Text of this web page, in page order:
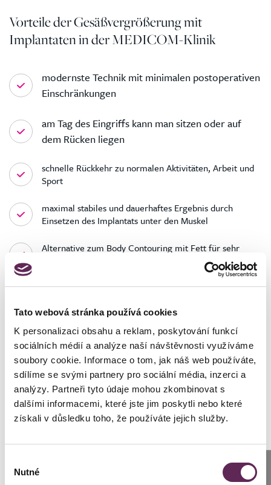
Tato webová stránka používá cookies
K personalizaci obsahu a reklam, poskytování funkcí
sociálních médií a analýze naší návštěvnosti využíváme
soubory cookie. Informace o tom, jak náš web používáte,
sdílíme se svými partnery pro sociální média, inzerci a
analýzy. Partneři tyto údaje mohou zkombinovat s
dalšími informacemi, které jste jim poskytli nebo které
získali v důsledku toho, že používáte jejich služby.
souhlasu
Nutné
Vorteile der Gesäßvergrößerung mit
Implantaten in der MEDICOM-Klinik
modernste Technik mit minimalen postoperativen
Einschränkungen
am Tag des Eingriffs kann man sitzen oder auf
dem Rücken liegen
schnelle Rückkehr zu normalen Aktivitäten, Arbeit und
Sport
maximal stabiles und dauerhaftes Ergebnis durch
Einsetzen des Implantats unter den Muskel
Alternative zum Body Contouring mit Fett für sehr
Höchst sichere Technik und postoperativer
Komfort
In der MEDICOM-Klinik führen wir den Eingriff mit einer
Methode durch, die nicht nur schöne Ergebnisse für Frauen
sondern auch